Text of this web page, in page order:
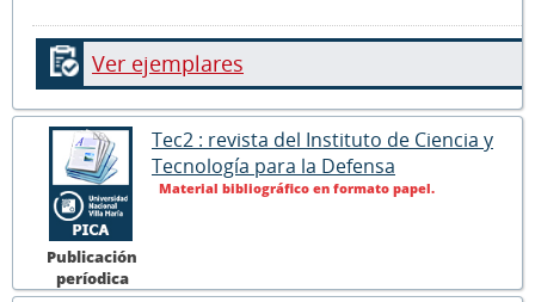
Ver ejemplares
Publicación
períodica
Tec2 : revista del Instituto de Ciencia y
Tecnología para la Defensa
Material bibliográfico en formato papel.